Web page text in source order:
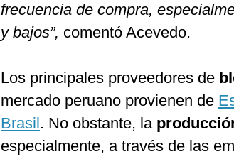
frecuencia de compra,
y bajos”, comentó Acevedo.
Los principales proveedores de
mercado peruano provienen de
Brasil. No obstante, la
especialmente, a través de las